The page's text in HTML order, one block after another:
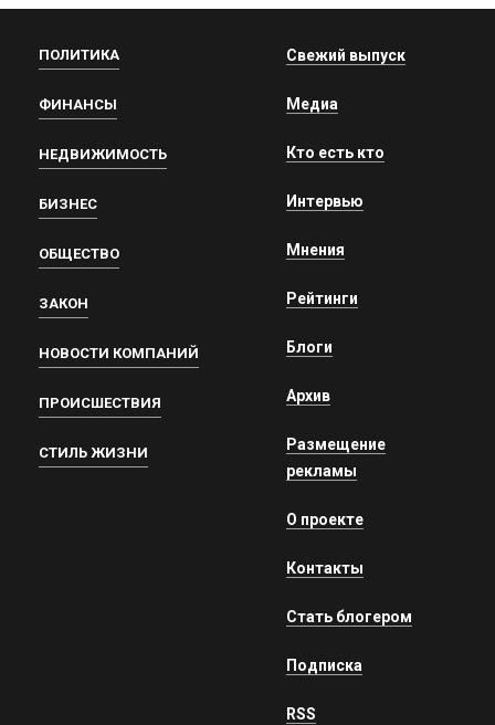
ПОЛИТИКА
ФИНАНСЫ
НЕДВИЖИМОСТЬ
БИЗНЕС
ОБЩЕСТВО
ЗАКОН
НОВОСТИ КОМПАНИЙ
ПРОИСШЕСТВИЯ
СТИЛЬ ЖИЗНИ
Свежий выпуск
Медиа
Кто есть кто
Интервью
Мнения
Рейтинги
Блоги
Архив
Размещение
рекламы
О проекте
Контакты
Стать блогером
Подписка
RSS